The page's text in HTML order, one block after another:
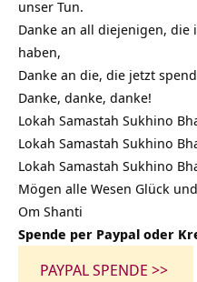
unser Tun.
Danke an all diejenigen, die
haben,
Danke an die, die jetzt
Danke, danke, danke!
Lokah Samastah Sukhino
Lokah Samastah Sukhino
Lokah Samastah Sukhino
Mögen alle Wesen Glück
Om Shanti
Spende per Paypal oder
PAYPAL SPENDE >>